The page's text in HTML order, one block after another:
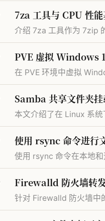
7za 工具与 CPU 性
介绍 7za 工具作为 7zip
PVE 虚拟 Windows
在 PVE 环境中虚拟
Samba 共享文件夹
本文介绍了在 Linux 系
使用 rsync 命令进行
使用 rsync 命令在本地
Firewalld 防火墙转
针对 Firewalld 防火墙中